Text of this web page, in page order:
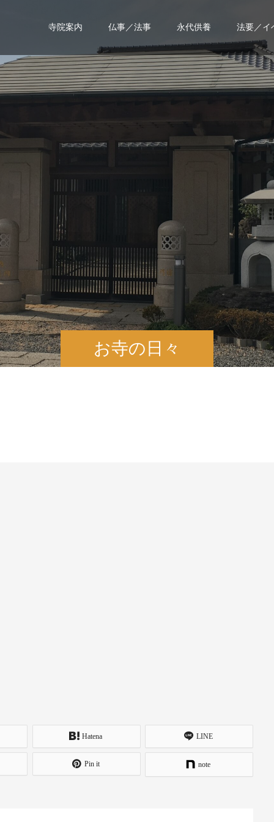
寺院案内 仏事／法事 永代供養 法要／イ
お寺の日々
Hatena LINE
Pin it note